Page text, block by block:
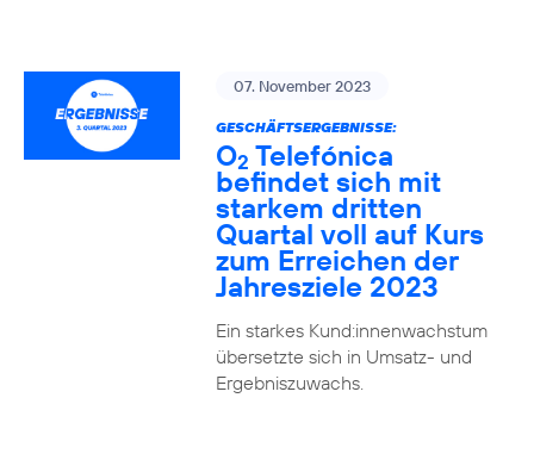
07. November 2023
GESCHÄFTSERGEBNISSE:
O2 Telefónica
befindet sich mit
starkem dritten
Quartal voll auf Kurs
zum Erreichen der
Jahresziele 2023
Ein starkes Kund:innenwachstum
übersetzte sich in Umsatz- und
Ergebniszuwachs.